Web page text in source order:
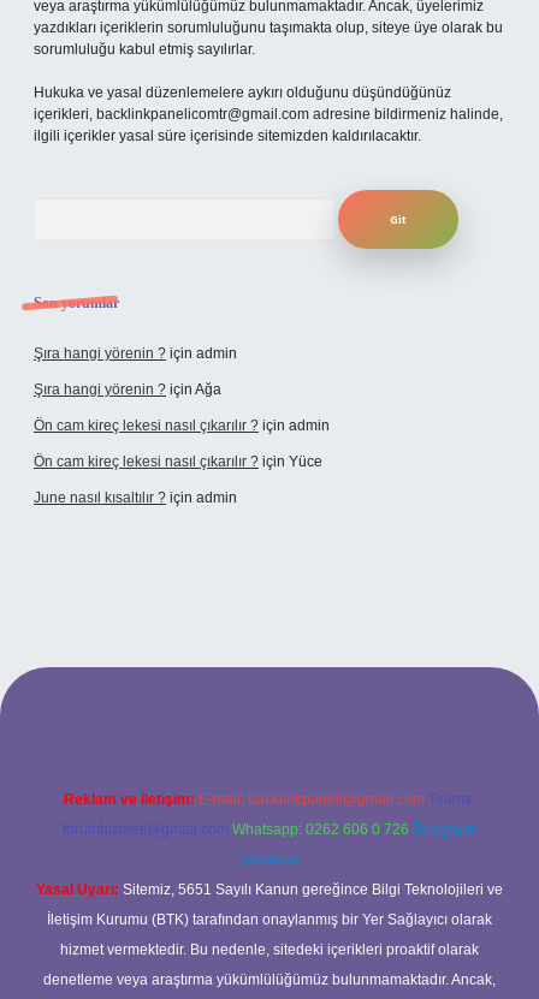
veya araştırma yükümlülüğümüz bulunmamaktadır. Ancak, üyelerimiz
yazdıkları içeriklerin sorumluluğunu taşımakta olup, siteye üye olarak bu
sorumluluğu kabul etmiş sayılırlar.
Hukuka ve yasal düzenlemelere aykırı olduğunu düşündüğünüz
içerikleri, backlinkpanelicomtr@gmail.com adresine bildirmeniz halinde,
ilgili içerikler yasal süre içerisinde sitemizden kaldırılacaktır.
Son yorumlar
Şıra hangi yörenin ? için admin
Şıra hangi yörenin ? için Ağa
Ön cam kireç lekesi nasıl çıkarılır ? için admin
Ön cam kireç lekesi nasıl çıkarılır ? için Yüce
June nasıl kısaltılır ? için admin
giriş
Reklam ve İletişim: E-mail: backlinkpaneli@gmail.com Teams:
forumhizmeti@gmail.com Whatsapp: 0262 606 0 726 Telegram:
@karabul
Yasal Uyarı: Sitemiz, 5651 Sayılı Kanun gereğince Bilgi Teknolojileri ve
İletişim Kurumu (BTK) tarafından onaylanmış bir Yer Sağlayıcı olarak
hizmet vermektedir. Bu nedenle, sitedeki içerikleri proaktif olarak
denetleme veya araştırma yükümlülüğümüz bulunmamaktadır. Ancak,